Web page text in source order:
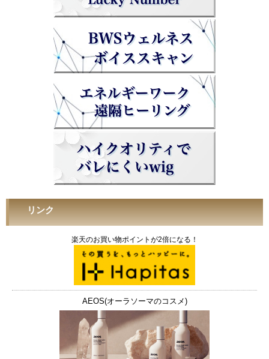
リンク
楽天のお買い物ポイントが2倍になる！
AEOS(オーラソーマのコスメ)